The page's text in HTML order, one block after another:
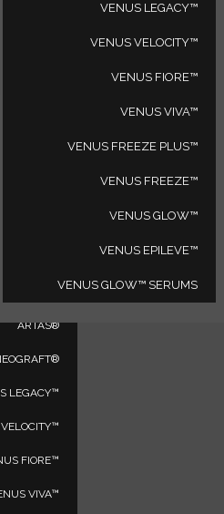
VERSA™
ARTAS®
LEGACY™
FIORE™
VIVA™
VENUS LEGACY™
VENUS VELOCITY™
VENUS FIORE™
VENUS VIVA™
VENUS FREEZE PLUS™
VENUS FREEZE™
VENUS GLOW™
VENUS EPILEVE™
VENUS GLOW™ SERUMS